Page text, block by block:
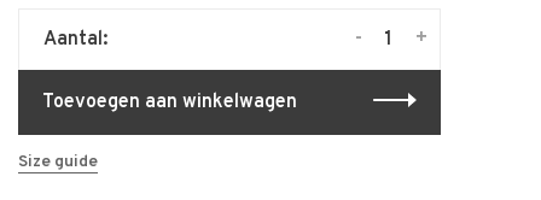
Aantal: +
-
Toevoegen aan winkelwagen
Size guide